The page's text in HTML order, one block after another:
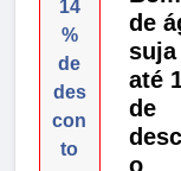
14
%
de
des
con
to
de
suja
até
de
o